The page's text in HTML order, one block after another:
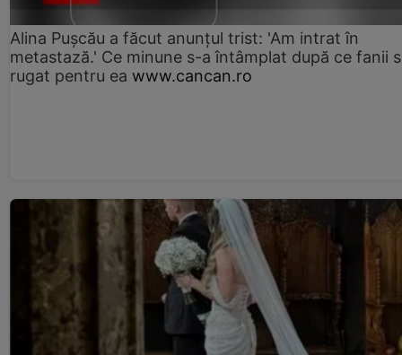
Alina Pușcău a făcut anunțul trist: 'Am intrat în
metastază.' Ce minune s-a întâmplat după ce fanii
rugat pentru ea www.cancan.ro